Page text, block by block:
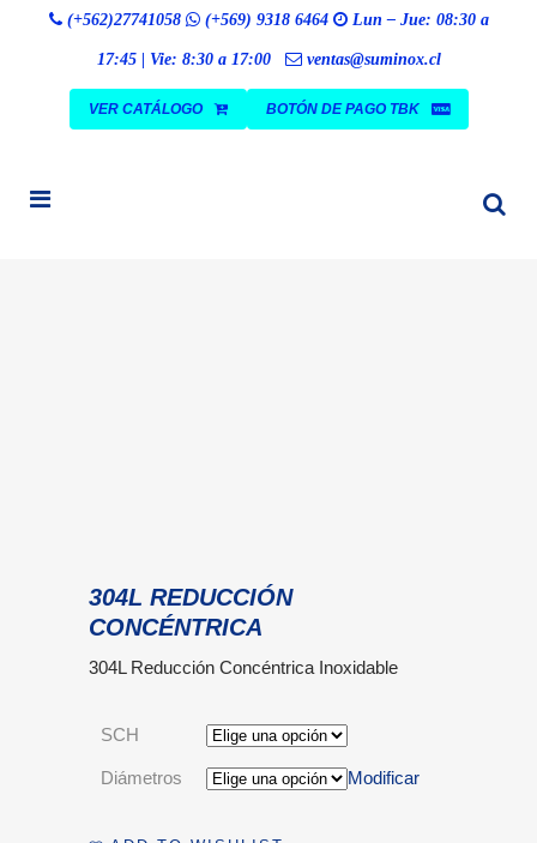
(+562)27741058 (+569) 9318 6464 Lun – Jue: 08:30 a
17:45 | Vie: 8:30 a 17:00 ventas@suminox.cl
VER CATÁLOGO BOTÓN DE PAGO TBK
304L REDUCCIÓN
CONCÉNTRICA
304L Reducción Concéntrica Inoxidable
SCH
Diámetros Modificar
de
BUSCAR